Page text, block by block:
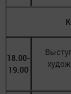
18.00-
19.00